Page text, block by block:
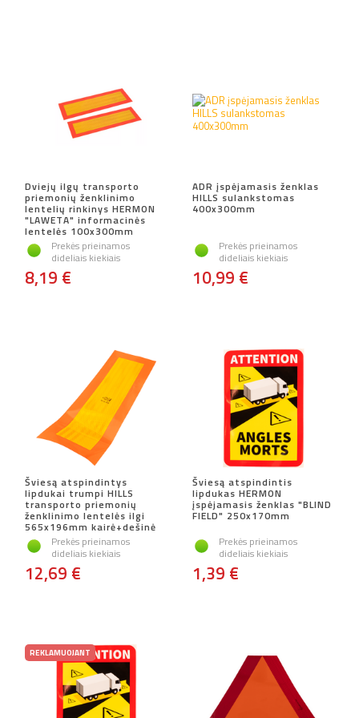
Dviejų ilgų transporto
priemonių ženklinimo
lentelių rinkinys HERMON
"LAWETA" informacinės
lentelės 100x300mm
Prekės prieinamos
dideliais kiekiais
8,19 €
ADR įspėjamasis ženklas
HILLS sulankstomas
400x300mm
Prekės prieinamos
dideliais kiekiais
10,99 €
Šviesą atspindintys
lipdukai trumpi HILLS
transporto priemonių
ženklinimo lentelės ilgi
565x196mm kairė+dešinė
Prekės prieinamos
dideliais kiekiais
12,69 €
Šviesą atspindintis
lipdukas HERMON
įspėjamasis ženklas "BLIND
FIELD" 250x170mm
Prekės prieinamos
dideliais kiekiais
1,39 €
REKLAMUOJANT